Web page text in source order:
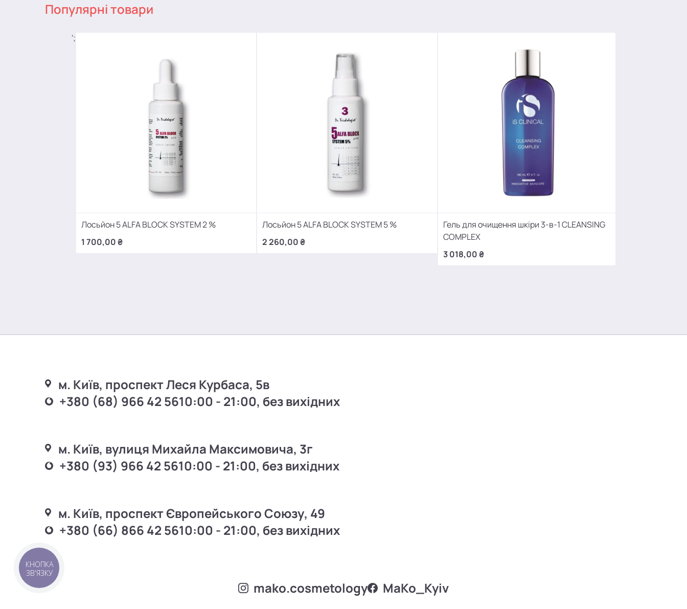
Популярні товари
';
Лосьйон 5 ALFA BLOCK SYSTEM 2 %
1 700,00 ₴
Лосьйон 5 ALFA BLOCK SYSTEM 5 %
2 260,00 ₴
Гель для очищення шкіри 3-в-1 CLEANSING
COMPLEX
3 018,00 ₴
м. Київ, проспект Леся Курбаса, 5в
+380 (68) 966 42 5610:00 - 21:00, без вихідних
м. Київ, вулиця Михайла Максимовича, 3г
+380 (93) 966 42 5610:00 - 21:00, без вихідних
м. Київ, проспект Європейського Союзу, 49
+380 (66) 866 42 5610:00 - 21:00, без вихідних
mako.cosmetology MаKo_Kyiv
КНОПКА
ЗВ'ЯЗКУ